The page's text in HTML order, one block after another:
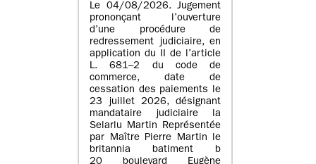
Le 04/08/2026. Jugement
prononçant l’ouverture
d’une procédure de
redressement judiciaire, en
application du II de l’article
L. 681–2 du code de
commerce, date de
cessation des paiements le
23 juillet 2026, désignant
mandataire judiciaire la
Selarlu Martin Représentée
par Maître Pierre Martin le
britannia batiment b